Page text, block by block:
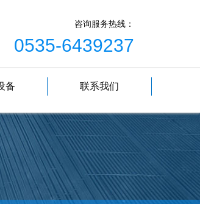
咨询服务热线：
0535-6439237
备 联系我们